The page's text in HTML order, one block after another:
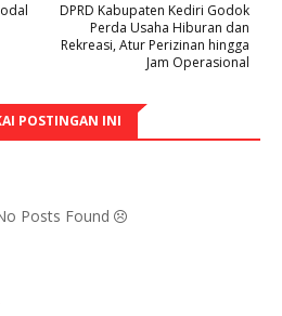
DPRD Kabupaten Kediri Godok
Perda Usaha Hiburan dan
Rekreasi, Atur Perizinan hingga
Jam Operasional
POSTINGAN INI
Posts Found